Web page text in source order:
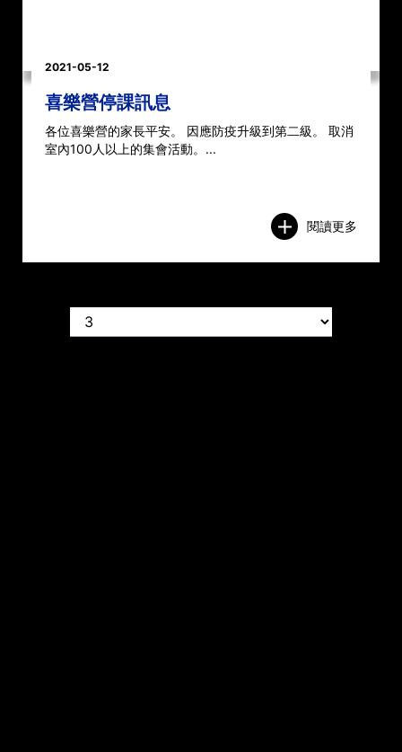
2021-05-12
喜樂營停課訊息
各位喜樂營的家長平安。 因應防疫升級到第二級。 取消
室內100人以上的集會活動。...
閱讀更多